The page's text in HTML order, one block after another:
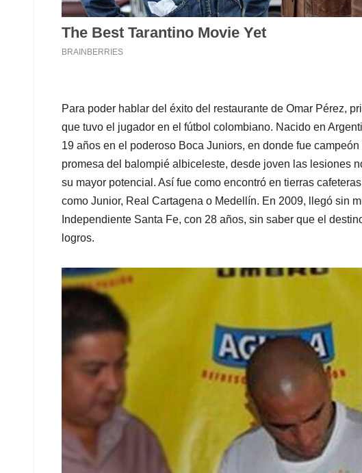
Para poder hablar del éxito del restaurante de Omar Pérez,
que tuvo el jugador en el fútbol colombiano. Nacido en
19 años en el poderoso Boca Juniors, en donde fue
promesa del balompié albiceleste, desde joven las lesiones
su mayor potencial. Así fue como encontró en tierras
como Junior, Real Cartagena o Medellín. En 2009, llegó sin
Independiente Santa Fe, con 28 años, sin saber que el
logros.